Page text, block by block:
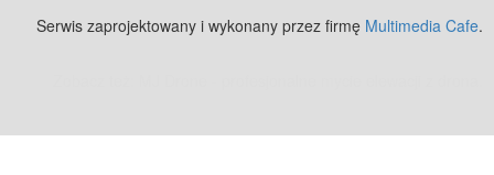
Serwis zaprojektowany i wykonany przez firmę Multimedia Cafe.